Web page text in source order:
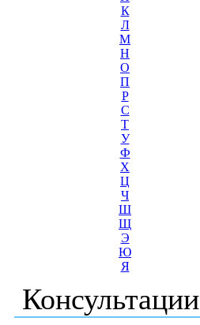
К
Л
М
Н
О
П
Р
С
Т
У
Ф
Х
Ц
Ч
Ш
Щ
Э
Ю
Я
Консультации